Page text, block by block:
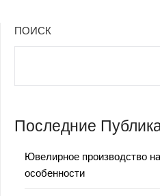
ПОИСК
Последние
Ювелирное производство
особенности